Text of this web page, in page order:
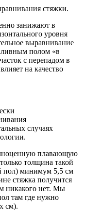
стяжки.
занижают в
уровня
выравнивание
полом «в
с перепадом в
на качество
случаях
плавающую
толщина такой
пол) минимум 5,5 см
стяжка получится
никакого нет. Мы
там где нужно
см).